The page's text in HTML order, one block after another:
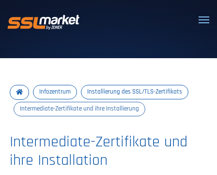
Vertrauenswürdige SSL/TLS-
Infozentrum Installierung des SSL/TLS-Zertifikats
Intermediate-Zertifikate und ihre Installierung
Intermediate-Zertifikate und
ihre Installation